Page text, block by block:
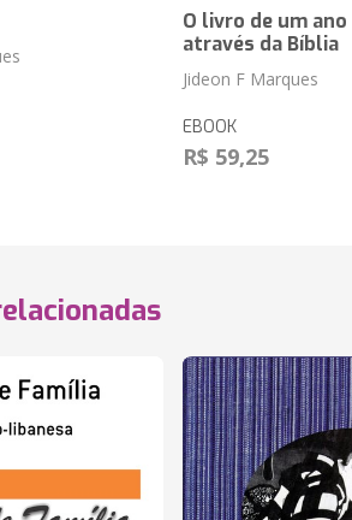
O livro de um
através da Bíblia
Jideon F Marques
EBOOK
R$ 59,25